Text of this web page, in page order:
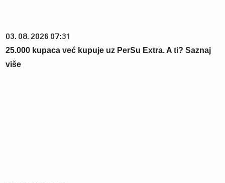
03. 08. 2026 07:31
25.000 kupaca već kupuje uz PerSu Extra. A ti? Saznaj
više